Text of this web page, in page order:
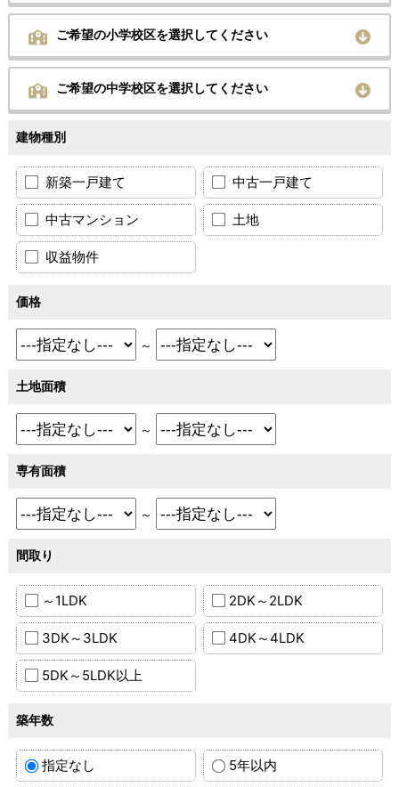
ご希望の小学校区を選択してください
ご希望の中学校区を選択してください
建物種別
新築一戸建て 中古一戸建て
中古マンション 土地
収益物件
価格
～
土地面積
～
専有面積
～
間取り
～1LDK 2DK～2LDK
3DK～3LDK 4DK～4LDK
5DK～5LDK以上
築年数
指定なし 5年以内